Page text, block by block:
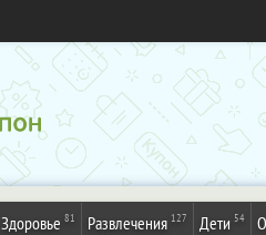
Здоровье 81 Развлечения 127 Дети 54